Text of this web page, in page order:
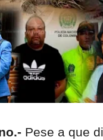
Pese a que